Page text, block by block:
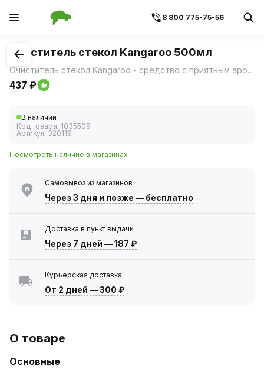
8 800 775-75-56
1/1
Очиститель стекол Kangaroo 500мл
Очиститель стекол Kangaroo - средство с приятным ароматом апельсина легко растворяет жировую пленку на поверхности стекол и зеркал и эффективно очищает их от загрязнений.
437 ₽
В наличии
Код товара: 1035509
Артикул: 320119
Посмотреть наличие в магазинах
Самовывоз из магазинов
Через 3 дня и позже — бесплатно
Доставка в пункт выдачи
Через 7 дней —187 ₽
Курьерская доставка
От 2 дней —300 ₽
О товаре
Основные